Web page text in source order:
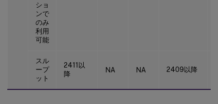
ショ
ンで
のみ
利用
可能
スル
ープ
ット
2411以
降
NA NA 2409以降